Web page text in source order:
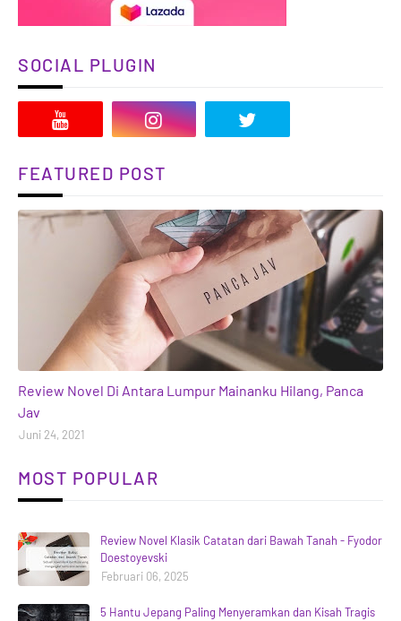
SOCIAL PLUGIN
FEATURED POST
Review Novel Di Antara Lumpur Mainanku Hilang, Panca
Jav
Juni 24, 2021
MOST POPULAR
Review Novel Klasik Catatan dari Bawah Tanah - Fyodor
Doestoyevski
Februari 06, 2025
5 Hantu Jepang Paling Menyeramkan dan Kisah Tragis